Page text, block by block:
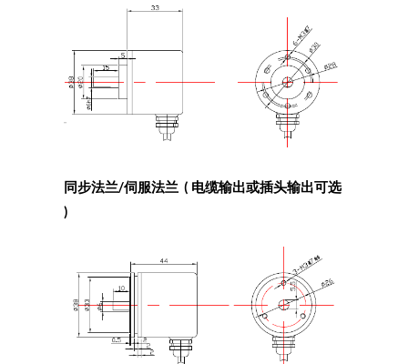
同步法兰/伺服法兰 ( 电缆输出或插头输出可选
)